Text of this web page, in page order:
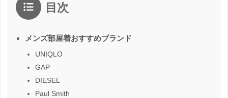
目次
メンズ部屋着おすすめブランド
UNIQLO
GAP
DIESEL
Paul Smith